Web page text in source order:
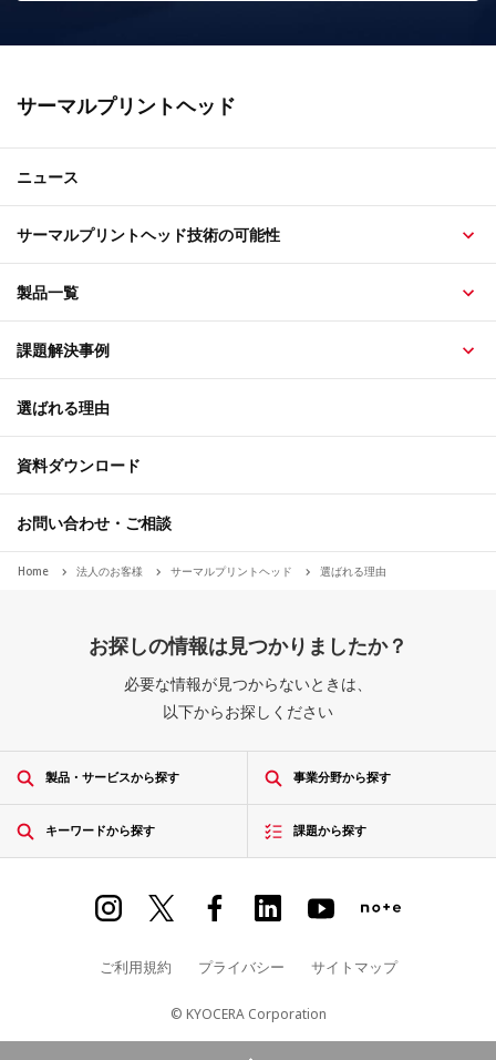
サーマルプリントヘッド
ニュース
サーマルプリントヘッド技術の可能性
製品一覧
課題解決事例
選ばれる理由
資料ダウンロード
お問い合わせ・ご相談
Home 法人のお客様 サーマルプリントヘッド 選ばれる理由
お探しの情報は見つかりましたか？
必要な情報が見つからないときは、
以下からお探しください
製品・サービスから探す 事業分野から探す
キーワードから探す 課題から探す
ご利用規約 プライバシー サイトマップ
© KYOCERA Corporation